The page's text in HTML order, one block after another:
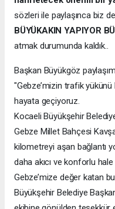
sözleri ile paylaşınca biz
BÜYÜKAKIN YAPIYOR
atmak durumunda kaldık..
Başkan Büyükgöz
"Gebze’mizin trafik
hayata geçiyoruz.
Kocaeli Büyükşehir
Gebze Millet Bahçesi
kilometreyi aşan bağlantı
daha akıcı ve konforlu
Gebze’mize değer katan
Büyükşehir Belediye